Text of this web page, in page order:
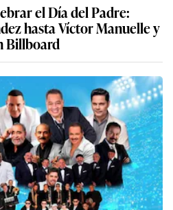
el Día del Padre:
hasta Víctor Manuelle y
Billboard